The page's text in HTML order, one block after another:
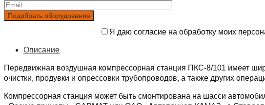
Я даю согласие на обработку моих
Описание
Передвижная воздушная компрессорная станция ПКС-8/101 имеет
очистки, продувки и опрессовки трубопроводов, а также других
Компрессорная станция может быть смонтирована на шасси